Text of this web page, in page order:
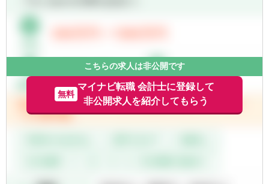
■将来のCFO・プロ経営者キャリアへ
⇒ 「会計×経営企画×ハンズオン支援」の経験
は、将来的なCFO・経営人材としての基盤と
なります。
新しい価値を生み出すために、情熱を持っ
て学び、現状に挑戦し、素早く応えて、イノ
ベーションを加速する。
【その他職種特有】
て社長やCFOへの報告や提言なども行いま
第一線の担当者として、決算業務あるいは管
理会計業務のいずれかの担当からスタートい
ただきます。
【決算業務(個別決算/連結決算)】
こちらの求人は非公開です
無料
マイナビ転職 会計士に登録して
非公開求人を紹介してもらう